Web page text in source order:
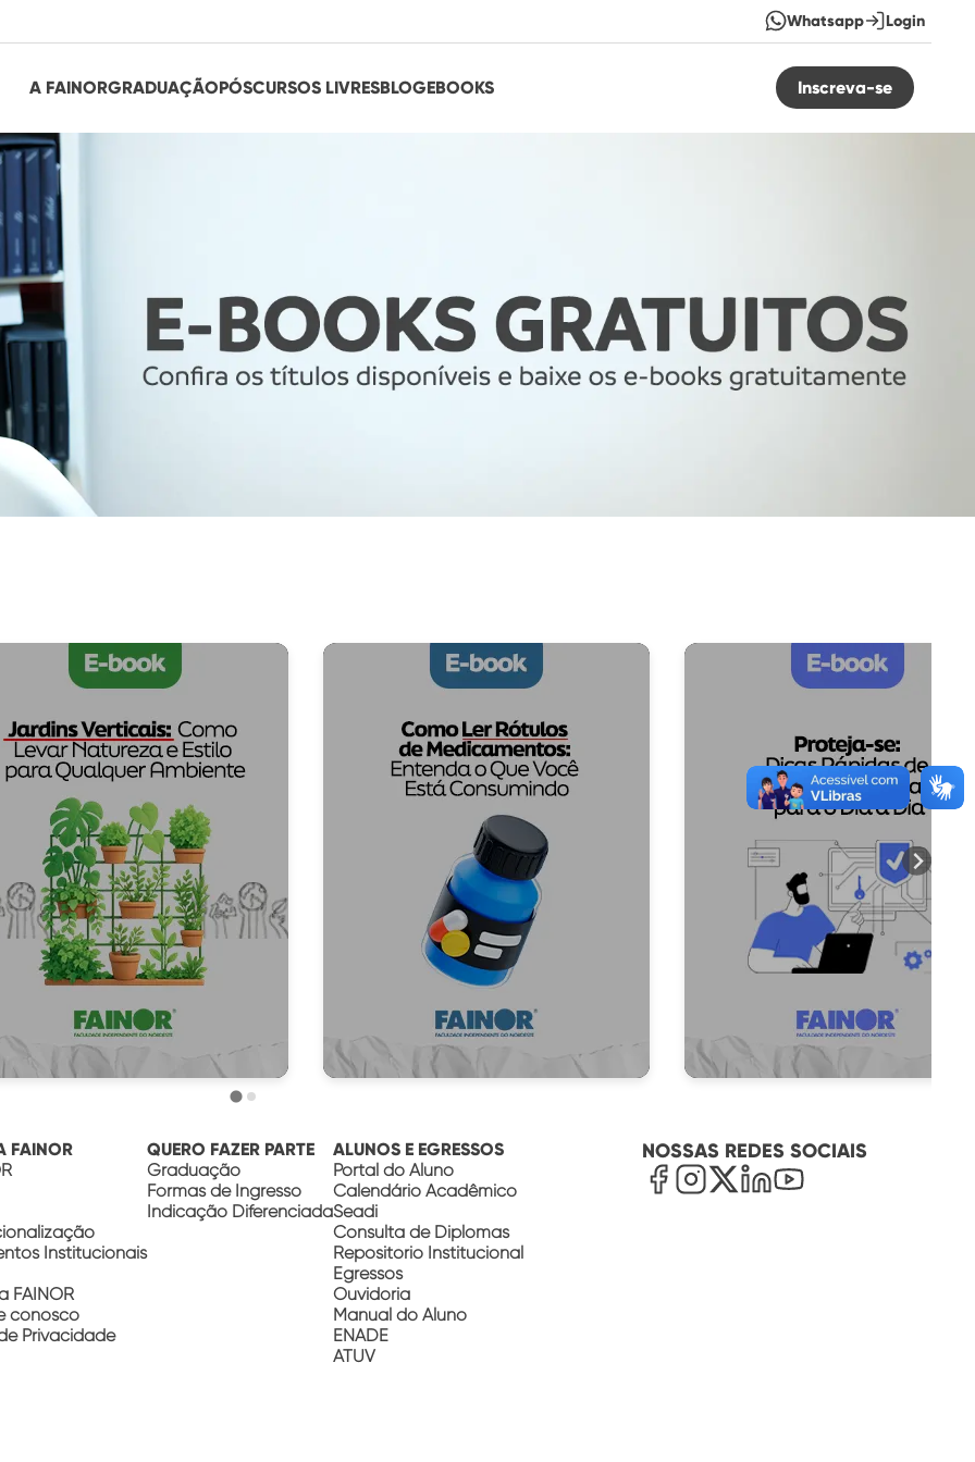
Whatsapp Login
A FAINORGRADUAÇÃOPÓSCURSOS LIVRESBLOGEBOOKS Inscreva-se
Baixe grátis Baixe grátis Baixe grátis
FAINOR
Institucionais
FAINOR
conosco
Privacidade
QUERO FAZER PARTE
Graduação
Formas de Ingresso
Indicação Diferenciada
ALUNOS E EGRESSOS
Portal do Aluno
Calendário Acadêmico
Seadi
Consulta de Diplomas
Repositório Institucional
Egressos
Ouvidoria
Manual do Aluno
ENADE
ATUV
NOSSAS REDES SOCIAIS